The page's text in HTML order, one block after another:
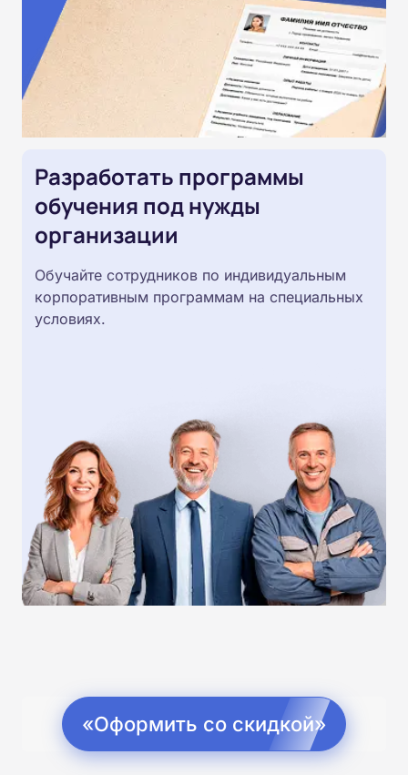
Разработать программы
обучения под нужды
организации
Обучайте сотрудников по индивидуальным
корпоративным программам на специальных
условиях.
«Оформить со скидкой»